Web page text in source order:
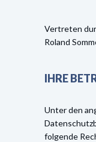
Vertreten
Roland
IHRE
Unter den
folgende